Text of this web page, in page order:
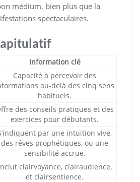
médium, bien plus que la
spectaculaires.
Information clé
Capacité à percevoir des
au-delà des cinq sens
habituels.
des conseils pratiques et des
exercices pour débutants.
par une intuition vive,
des rêves prophétiques, ou une
sensibilité accrue.
clairvoyance, clairaudience,
et clairsentience.